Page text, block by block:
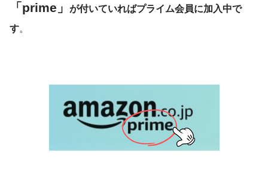
「prime」
が付いていればプライム会員に加入中で
す。